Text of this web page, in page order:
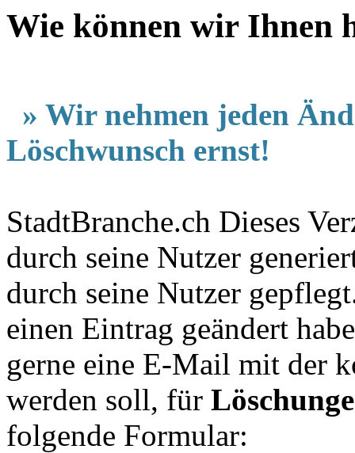
Wie können wir Ihnen
» Wir nehmen jeden
Löschwunsch ernst!
StadtBranche.ch Dieses
durch seine Nutzer
durch seine Nutzer
einen Eintrag geändert
gerne eine E-Mail mit der
werden soll, für
folgende Formular: